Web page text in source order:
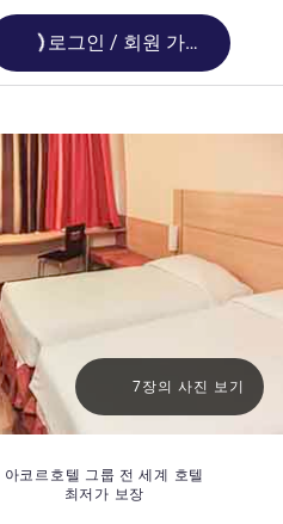
Loading...
로그인 / 회원 가입
아코르호텔 그룹 전 세계 호텔
최저가 보장
7장의 사진 보기